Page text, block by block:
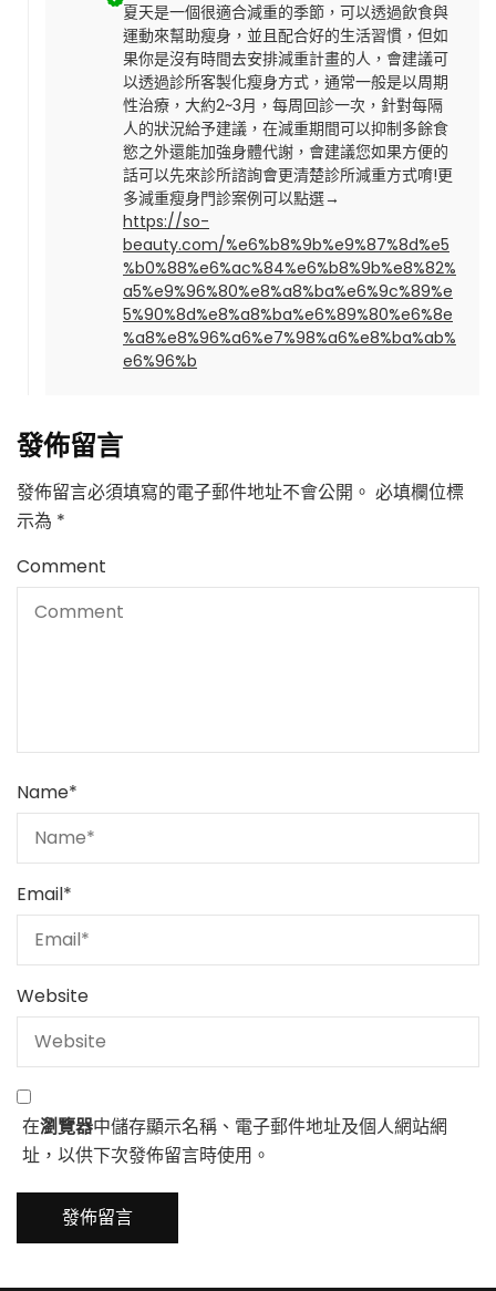
夏天是一個很適合減重的季節，可以透過飲食與
運動來幫助瘦身，並且配合好的生活習慣，但如
果你是沒有時間去安排減重計畫的人，會建議可
以透過診所客製化瘦身方式，通常一般是以周期
性治療，大約2~3月，每周回診一次，針對每隔
人的狀況給予建議，在減重期間可以抑制多餘食
慾之外還能加強身體代謝，會建議您如果方便的
話可以先來診所諮詢會更清楚診所減重方式唷!更
多減重瘦身門診案例可以點選→
https://so-
beauty.com/%e6%b8%9b%e9%87%8d%e5
%b0%88%e6%ac%84%e6%b8%9b%e8%82%
a5%e9%96%80%e8%a8%ba%e6%9c%89%e
5%90%8d%e8%a8%ba%e6%89%80%e6%8e
%a8%e8%96%a6%e7%98%a6%e8%ba%ab%
e6%96%b
發佈留言
發佈留言必須填寫的電子郵件地址不會公開。 必填欄位標
示為 *
Comment
Name*
Email*
Website
在瀏覽器中儲存顯示名稱、電子郵件地址及個人網站網
址，以供下次發佈留言時使用。